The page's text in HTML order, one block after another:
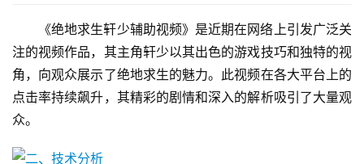
《绝地求生轩少辅助视频》是近期在网络上引发广泛关
注的视频作品，其主角轩少以其出色的游戏技巧和独特的视
角，向观众展示了绝地求生的魅力。此视频在各大平台上的
点击率持续飙升，其精彩的剧情和深入的解析吸引了大量观
众。